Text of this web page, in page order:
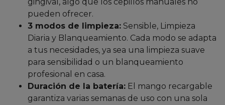
pueden ofrecer.
3 modos de limpieza: Sensible, Limpieza
Diaria y Blanqueamiento. Cada modo se adapta
a tus necesidades, ya sea una limpieza suave
para sensibilidad o un blanqueamiento
profesional en casa.
Duración de la batería: El mango recargable
garantiza varias semanas de uso con una sola